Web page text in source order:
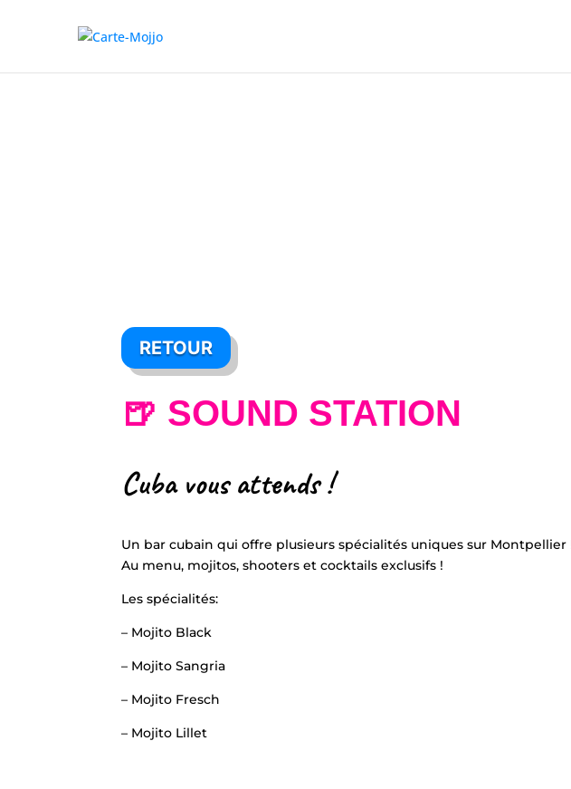
RETOUR
🍺 SOUND STATION
Cuba vous attends !
Un bar cubain qui offre plusieurs spécialités uniques sur Montpellier
Au menu, mojitos, shooters et cocktails exclusifs !
Les spécialités:
– Mojito Black
– Mojito Sangria
– Mojito Fresch
– Mojito Lillet